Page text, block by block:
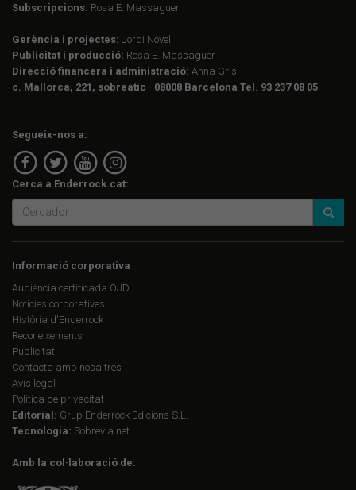
Subscripcions: Rosa E. Massaguer
Gerència i projectes: Jordi Novell
Publicitat i producció: Rosa E. Massaguer
Direcció financera i administració: Anna Gris
c. Mallorca, 221, sobreàtic · 08008 Barcelona Tel. 93 237 08 05
Segueix-nos a:
Cerca a Enderrock.cat:
Informació corporativa
Audiència certificada OJD
Notícies corporatives
Història d'Enderrock
Reconeixements
Publicitat
Contacta amb nosaltres
Avís legal
Política de privacitat
Editorial: Grup Enderrock Edicions S.L.
Tecnologia: Sobrevia.net
Amb la col·laboració de: